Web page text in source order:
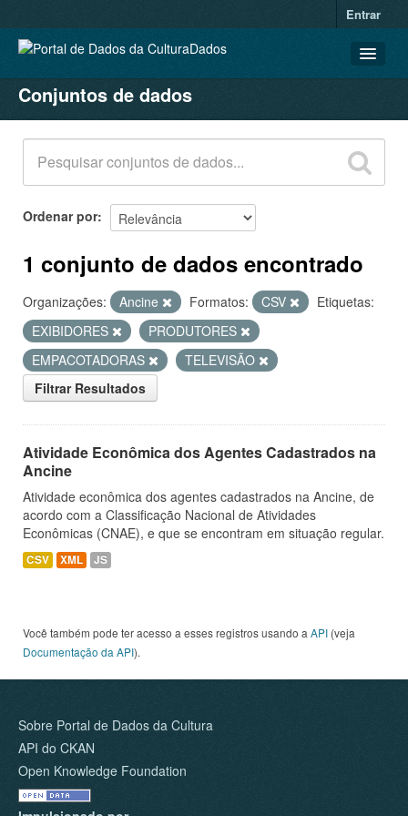
Entrar
CONJUNTOS DE DADOS
ORGANIZAÇÕES
GRUPOS
SOBRE
Conjuntos de dados
Ordenar por
1 conjunto de dados encontrado
Organizações: Ancine Formatos: CSV
Etiquetas:
EXIBIDORES
PRODUTORES
EMPACOTADORAS
TELEVISÃO
Filtrar Resultados
Atividade Econômica dos Agentes Cadastrados na
Ancine
Atividade econômica dos agentes cadastrados na Ancine, de
acordo com a Classificação Nacional de Atividades
Econômicas (CNAE), e que se encontram em situação regular.
CSV XML JS
Você também pode ter acesso a esses registros usando a API (veja
Documentação da API).
Sobre Portal de Dados da Cultura
API do CKAN
Open Knowledge Foundation